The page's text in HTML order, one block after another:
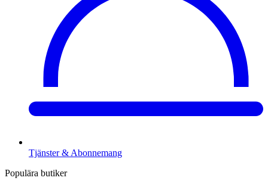
Tjänster & Abonnemang
Populära butiker